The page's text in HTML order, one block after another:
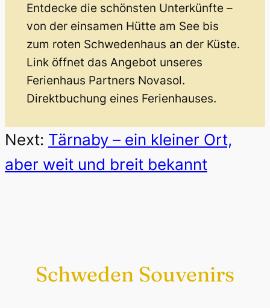
Entdecke die schönsten Unterkünfte –
von der einsamen Hütte am See bis
zum roten Schwedenhaus an der Küste.
Link öffnet das Angebot unseres
Ferienhaus Partners Novasol.
Direktbuchung eines Ferienhauses.
Next: Tärnaby – ein kleiner Ort,
aber weit und breit bekannt
Schweden Souvenirs